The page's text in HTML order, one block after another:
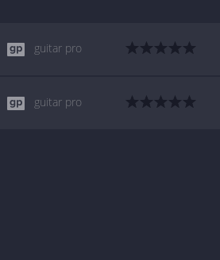
guitar pro
guitar pro